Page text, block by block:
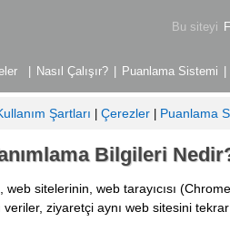
Bu siteyi
Nasıl Çalışır? Puanlama Sistemi
Şartları Çerezler Puanlama
Bilgileri
sitelerinin, web tarayıcısı
ziyaretçi aynı web sitesini